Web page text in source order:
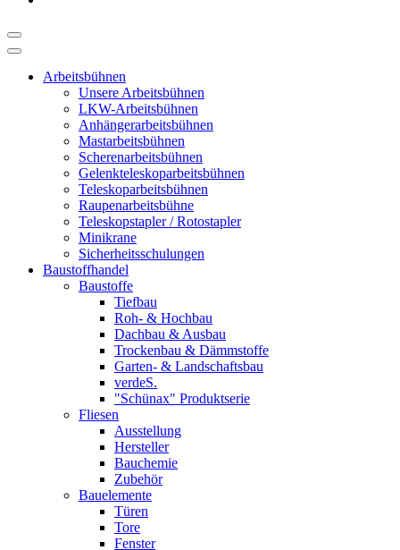
Arbeitsbühnen
Unsere Arbeitsbühnen
LKW-Arbeitsbühnen
Anhängerarbeitsbühnen
Mastarbeitsbühnen
Scherenarbeitsbühnen
Gelenkteleskoparbeitsbühnen
Teleskoparbeitsbühnen
Raupenarbeitsbühne
Teleskopstapler / Rotostapler
Minikrane
Sicherheitsschulungen
Baustoffhandel
Baustoffe
Tiefbau
Roh- & Hochbau
Dachbau & Ausbau
Trockenbau & Dämmstoffe
Garten- & Landschaftsbau
verdeS.
"Schünax" Produktserie
Fliesen
Ausstellung
Hersteller
Bauchemie
Zubehör
Bauelemente
Türen
Tore
Fenster